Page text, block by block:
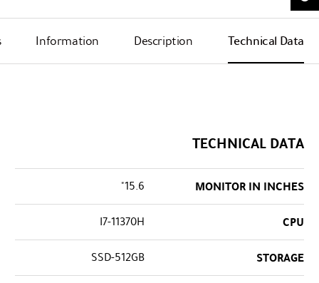
Technical Data
Description
Information
TECHNICAL DATA
MONITOR IN INCHES
15.6"
CPU
I7-11370H
STORAGE
SSD-512GB